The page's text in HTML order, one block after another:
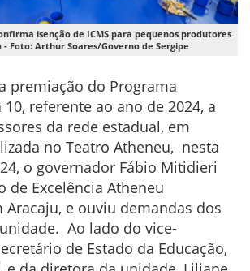
isenção de ICMS para pequenos produtores
Foto: Arthur Soares/Governo de Sergipe
premiação do Programa
referente ao ano de 2024, a
da rede estadual, em
no Teatro Atheneu, nesta
o governador Fábio Mitidieri
de Excelência Atheneu
Aracaju, e ouviu demandas dos
Ao lado do vice-
de Estado da Educação,